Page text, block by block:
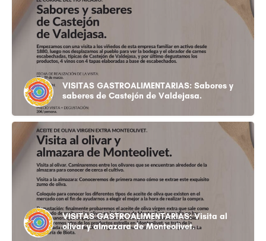
VISITAS GASTROALIMENTARIAS: Sabores y
saberes de Castejón de Valdejasa.
VISITAS GASTROALIMENTARIAS: Visita al
olivar y almazara de Monteolivet.